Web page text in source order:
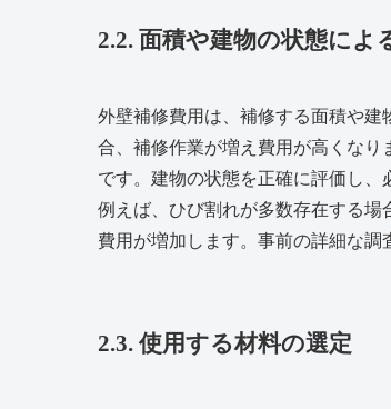
2.2. 面積や建物の状態によ
外壁補修費用は、補修する面積や
合、補修作業が増え費用が高くな
です。建物の状態を正確に評価し、
例えば、ひび割れが多数存在する場
費用が増加します。事前の詳細な調
2.3. 使用する材料の選定